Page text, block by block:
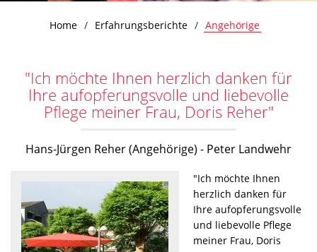
Home Erfahrungsberichte Angehörige
"Ich möchte Ihnen herzlich danken für
Ihre aufopferungsvolle und liebevolle
Pflege meiner Frau, Doris Reher"
Hans-Jürgen Reher (Angehörige) - Peter Landwehr
"Ich möchte Ihnen
herzlich danken für
Ihre aufopferungsvolle
und liebevolle Pflege
meiner Frau, Doris